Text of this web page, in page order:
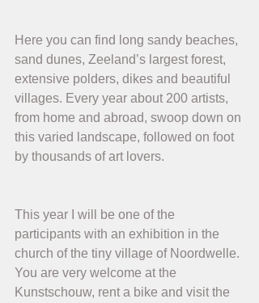
Here you can find long sandy beaches,
sand dunes, Zeeland’s largest forest,
extensive polders, dikes and beautiful
villages. Every year about 200 artists,
from home and abroad, swoop down on
this varied landscape, followed on foot
by thousands of art lovers.
This year I will be one of the
participants with an exhibition in the
church of the tiny village of Noordwelle.
You are very welcome at the
Kunstschouw, rent a bike and visit the